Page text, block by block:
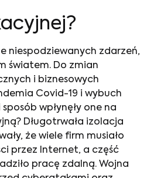
niespodziewanych zdarzeń,
światem. Do zmian
i biznesowych
Covid-19 i wybuch
wpłynęły one na
Długotrwała izolacja
że wiele firm musiało
przez Internet, a część
pracę zdalną. Wojna